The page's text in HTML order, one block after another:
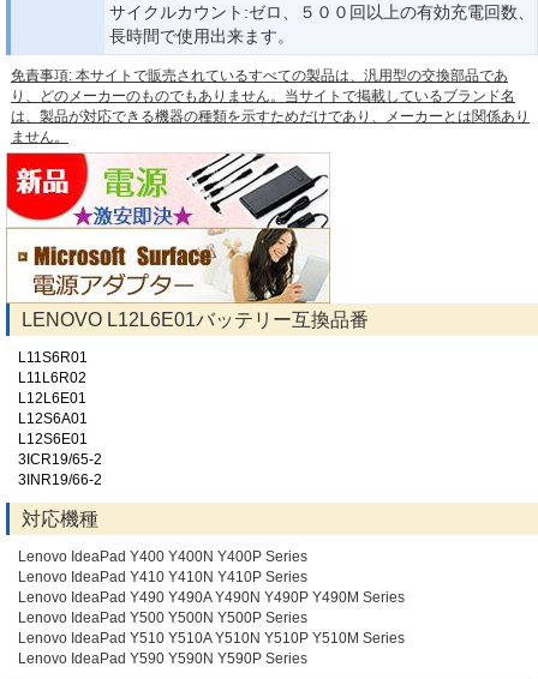
サイクルカウント:ゼロ、５００回以上の有効充電回数、
長時間で使用出来ます。
免責事項: 本サイトで販売されているすべての製品は、汎用型の交換部品であ
り、どのメーカーのものでもありません。当サイトで掲載しているブランド名
は、製品が対応できる機器の種類を示すためだけであり、メーカーとは関係あり
ません。
LENOVO L12L6E01バッテリー互換品番
L11S6R01
L11L6R02
L12L6E01
L12S6A01
L12S6E01
3ICR19/65-2
3INR19/66-2
対応機種
Lenovo IdeaPad Y400 Y400N Y400P Series
Lenovo IdeaPad Y410 Y410N Y410P Series
Lenovo IdeaPad Y490 Y490A Y490N Y490P Y490M Series
Lenovo IdeaPad Y500 Y500N Y500P Series
Lenovo IdeaPad Y510 Y510A Y510N Y510P Y510M Series
Lenovo IdeaPad Y590 Y590N Y590P Series